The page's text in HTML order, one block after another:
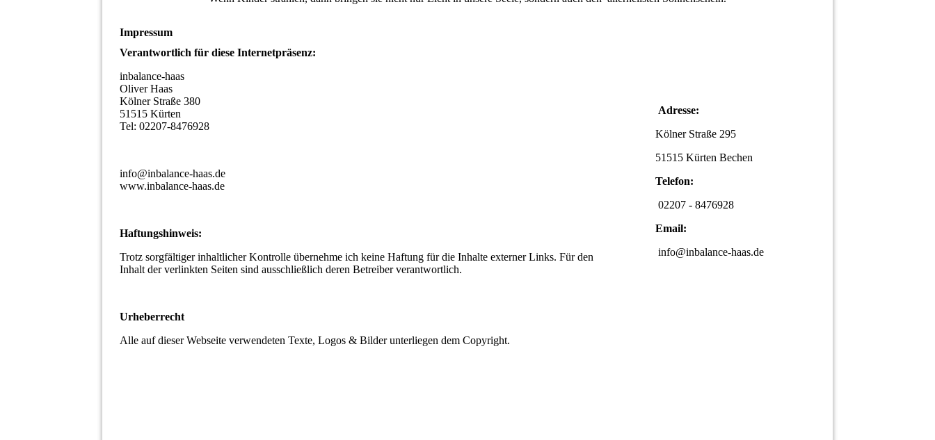
Impressum
Verantwortlich für diese Internetpräsenz:
inbalance-haas
Oliver Haas
Kölner Straße 380
51515 Kürten
Tel: 02207-8476928
info@inbalance-haas.de
www.inbalance-haas.de
Haftungshinweis:
Trotz sorgfältiger inhaltlicher Kontrolle übernehme ich keine Haftung für die Inhalte externer Links. Für den
Inhalt der verlinkten Seiten sind ausschließlich deren Betreiber verantwortlich.
Urheberrecht
Alle auf dieser Webseite verwendeten Texte, Logos & Bilder unterliegen dem Copyright.
Adresse:
Kölner Straße 295
51515 Kürten Bechen
Telefon:
02207 - 8476928
Email:
info@inbalance-haas.de